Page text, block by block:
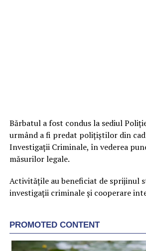
Bărbatul a fost condus la sediul
urmând a fi predat polițiștilor din
Investigații Criminale, în vederea
măsurilor legale.
Activitățile au beneficiat de sprijinul
investigații criminale și cooperare